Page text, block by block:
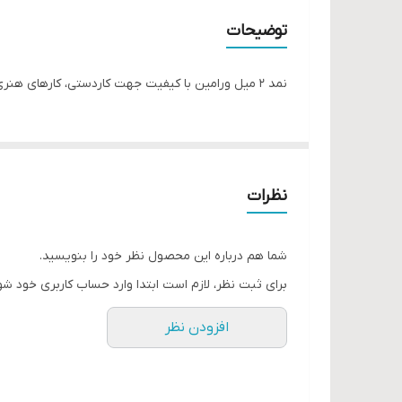
توضیحات
نمد ۲ میل ورامین با کیفیت جهت کاردستی، کارهای هنری، تزیین اتاق، دوخت جامدادی، کیف، سرکلیدی، جواهردوزی، دکوراسیون استفاده می شود،
نظرات
شما هم درباره این محصول نظر خود را بنویسید.
برای ثبت نظر، لازم است ابتدا وارد حساب کاربری خود
افزودن نظر